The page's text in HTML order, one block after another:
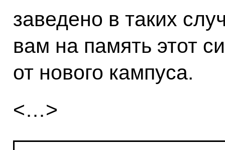
заведено в таких
вам на память этот
от нового кампуса.
<…>